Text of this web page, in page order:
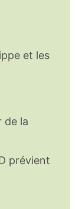
et les
de la
prévient